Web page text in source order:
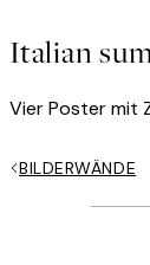
Italian
Vier Poster mit
BILDERWÄNDE